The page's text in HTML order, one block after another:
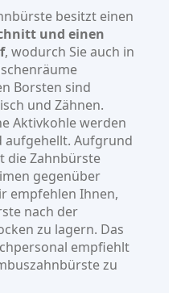
besitzt einen
und einen
, wodurch Sie auch in
Borsten sind
und Zähnen.
Aktivkohle werden
aufgehellt. Aufgrund
die Zahnbürste
gegenüber
empfehlen Ihnen,
nach der
zu lagern. Das
empfiehlt
zu